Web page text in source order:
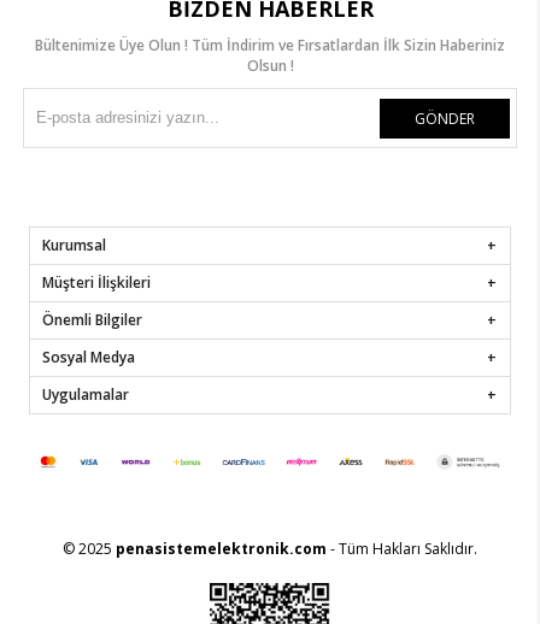
BIZDEN HABERLER
Bültenimize Üye Olun ! Tüm İndirim ve Fırsatlardan İlk Sizin Haberiniz
Olsun !
GÖNDER
Kurumsal
Müşteri İlişkileri
Önemli Bilgiler
Sosyal Medya
Uygulamalar
© 2025 penasistemelektronik.com - Tüm Hakları Saklıdır.